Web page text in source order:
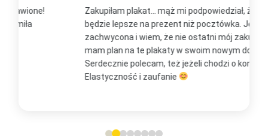
Zakupiłam plakat... mąż mi podpowiedział, że to
będzie lepsze na prezent niż pocztówka. Jestem
zachwycona i wiem, że nie ostatni mój zakup, bo już
mam plan na te plakaty w swoim nowym domu
Serdecznie polecam, też jeżeli chodzi o kontakt.
Elastyczność i zaufanie